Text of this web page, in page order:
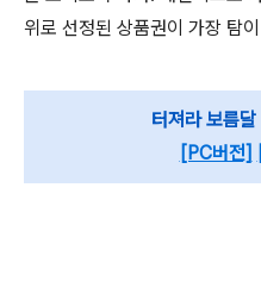
위로 선정된 상품권이 가장 탐
터져라 보름달
[PC버전]